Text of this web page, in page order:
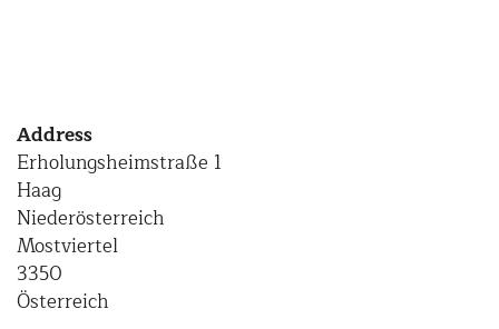
Address
Erholungsheimstraße 1
Haag
Niederösterreich
Mostviertel
3350
Österreich